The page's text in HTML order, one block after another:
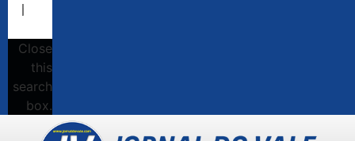
Close
this
search
box.